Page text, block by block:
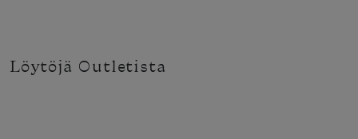
Löytöjä Outletista